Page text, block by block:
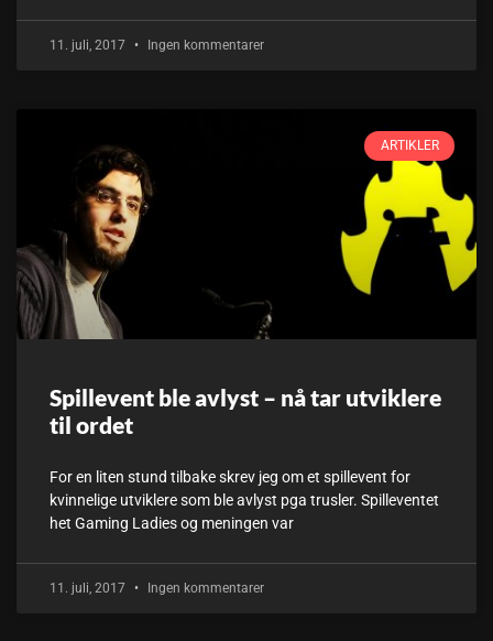
11. juli, 2017 Ingen kommentarer
ARTIKLER
Spillevent ble avlyst – nå tar utviklere
til ordet
For en liten stund tilbake skrev jeg om et spillevent for
kvinnelige utviklere som ble avlyst pga trusler. Spilleventet
het Gaming Ladies og meningen var
11. juli, 2017 Ingen kommentarer